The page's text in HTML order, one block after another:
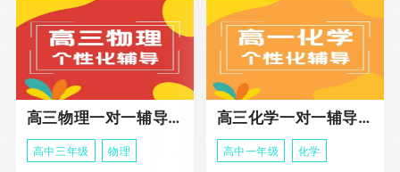
高三物理一对一辅导课程
高中三年级 物理
高三化学一对一辅导课程
高中一年级 化学